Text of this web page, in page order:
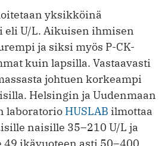
yksikköinä
eli U/L. Aikuisen ihmisen
ja siksi myös P-CK-
kuin lapsilla. Vastaavasti
johtuen korkeampi
Helsingin ja Uudenmaan
laboratorio HUSLAB ilmottaa
naisille 35–210 U/L ja
ikävuoteen asti 50–400